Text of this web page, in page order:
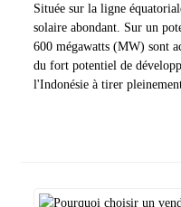
Située sur la ligne
solaire abondant. Sur un
600 mégawatts (MW) sont
du fort potentiel de
l'Indonésie à tirer